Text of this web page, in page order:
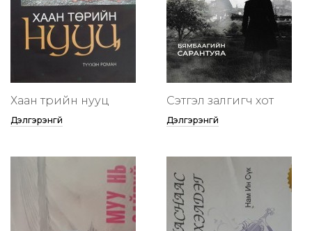
Хаан төрийн нууц
Дэлгэрэнгүй
Сэтгэл залгигч хот
Дэлгэрэнгүй